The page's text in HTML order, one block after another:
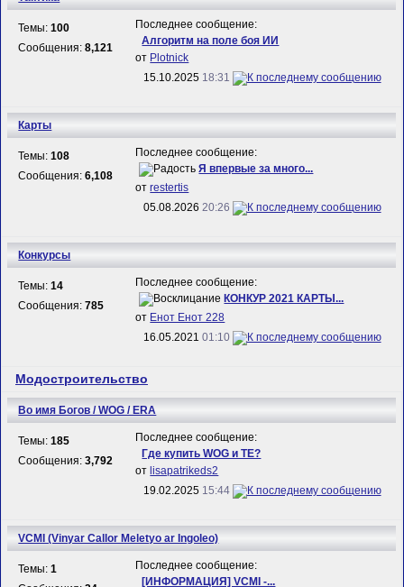
Темы:100
Сообщения:8,121
Последнее сообщение:
Алгоритм на поле боя ИИ
от Plotnick
15.10.2025 18:31
Карты
Темы:108
Сообщения:6,108
Последнее сообщение:
Я впервые за много...
отrestertis
05.08.2026 20:26
Конкурсы
Темы:14
Сообщения:785
Последнее сообщение:
КОНКУР 2021 КАРТЫ...
от Енот Енот 228
16.05.2021 01:10
Модостроительство
Во имя Богов / WOG / ERA
Темы:185
Сообщения:3,792
Последнее сообщение:
Где купить WOG и TE?
отlisapatrikeds2
19.02.2025 15:44
VCMI (Vinyar Callor Meletyo ar Ingoleo)
Темы:1
Последнее сообщение:
[ИНФОРМАЦИЯ] VCMI -...